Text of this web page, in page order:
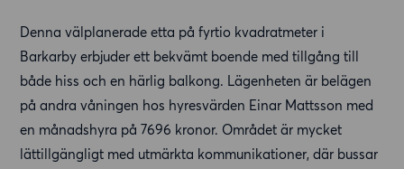
Denna välplanerade etta på fyrtio kvadratmeter i
Barkarby erbjuder ett bekvämt boende med tillgång till
både hiss och en härlig balkong. Lägenheten är belägen
på andra våningen hos hyresvärden Einar Mattsson med
en månadshyra på 7696 kronor. Området är mycket
lättillgängligt med utmärkta kommunikationer, där bussar